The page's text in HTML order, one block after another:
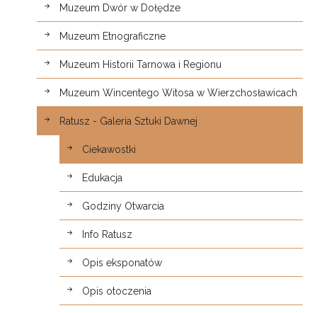
Muzeum Dwór w Dołędze
Muzeum Etnograficzne
Muzeum Historii Tarnowa i Regionu
Muzeum Wincentego Witosa w Wierzchosławicach
Ratusz - Galeria Sztuki Dawnej
Ciekawostki
Edukacja
Godziny Otwarcia
Info Ratusz
Opis eksponatów
Opis otoczenia